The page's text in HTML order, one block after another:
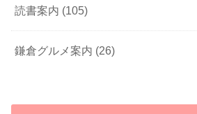
読書案内 (105)
鎌倉グルメ案内 (26)